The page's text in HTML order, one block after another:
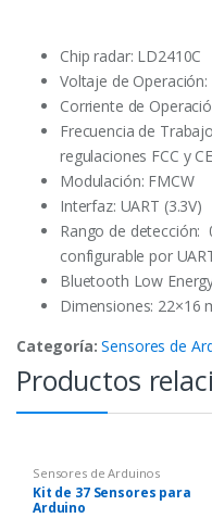
Chip radar: LD2410C
Voltaje de Operación:
Corriente de
Frecuencia de
regulaciones FCC y
Modulación: FMCW
Interfaz: UART (3.3V)
Rango de detección:
configurable por
Bluetooth Low
Dimensiones: 22×16
Categoría:Sensores de
Productos
Sensores de Arduinos
Kit de 37 Sensores para
Arduino